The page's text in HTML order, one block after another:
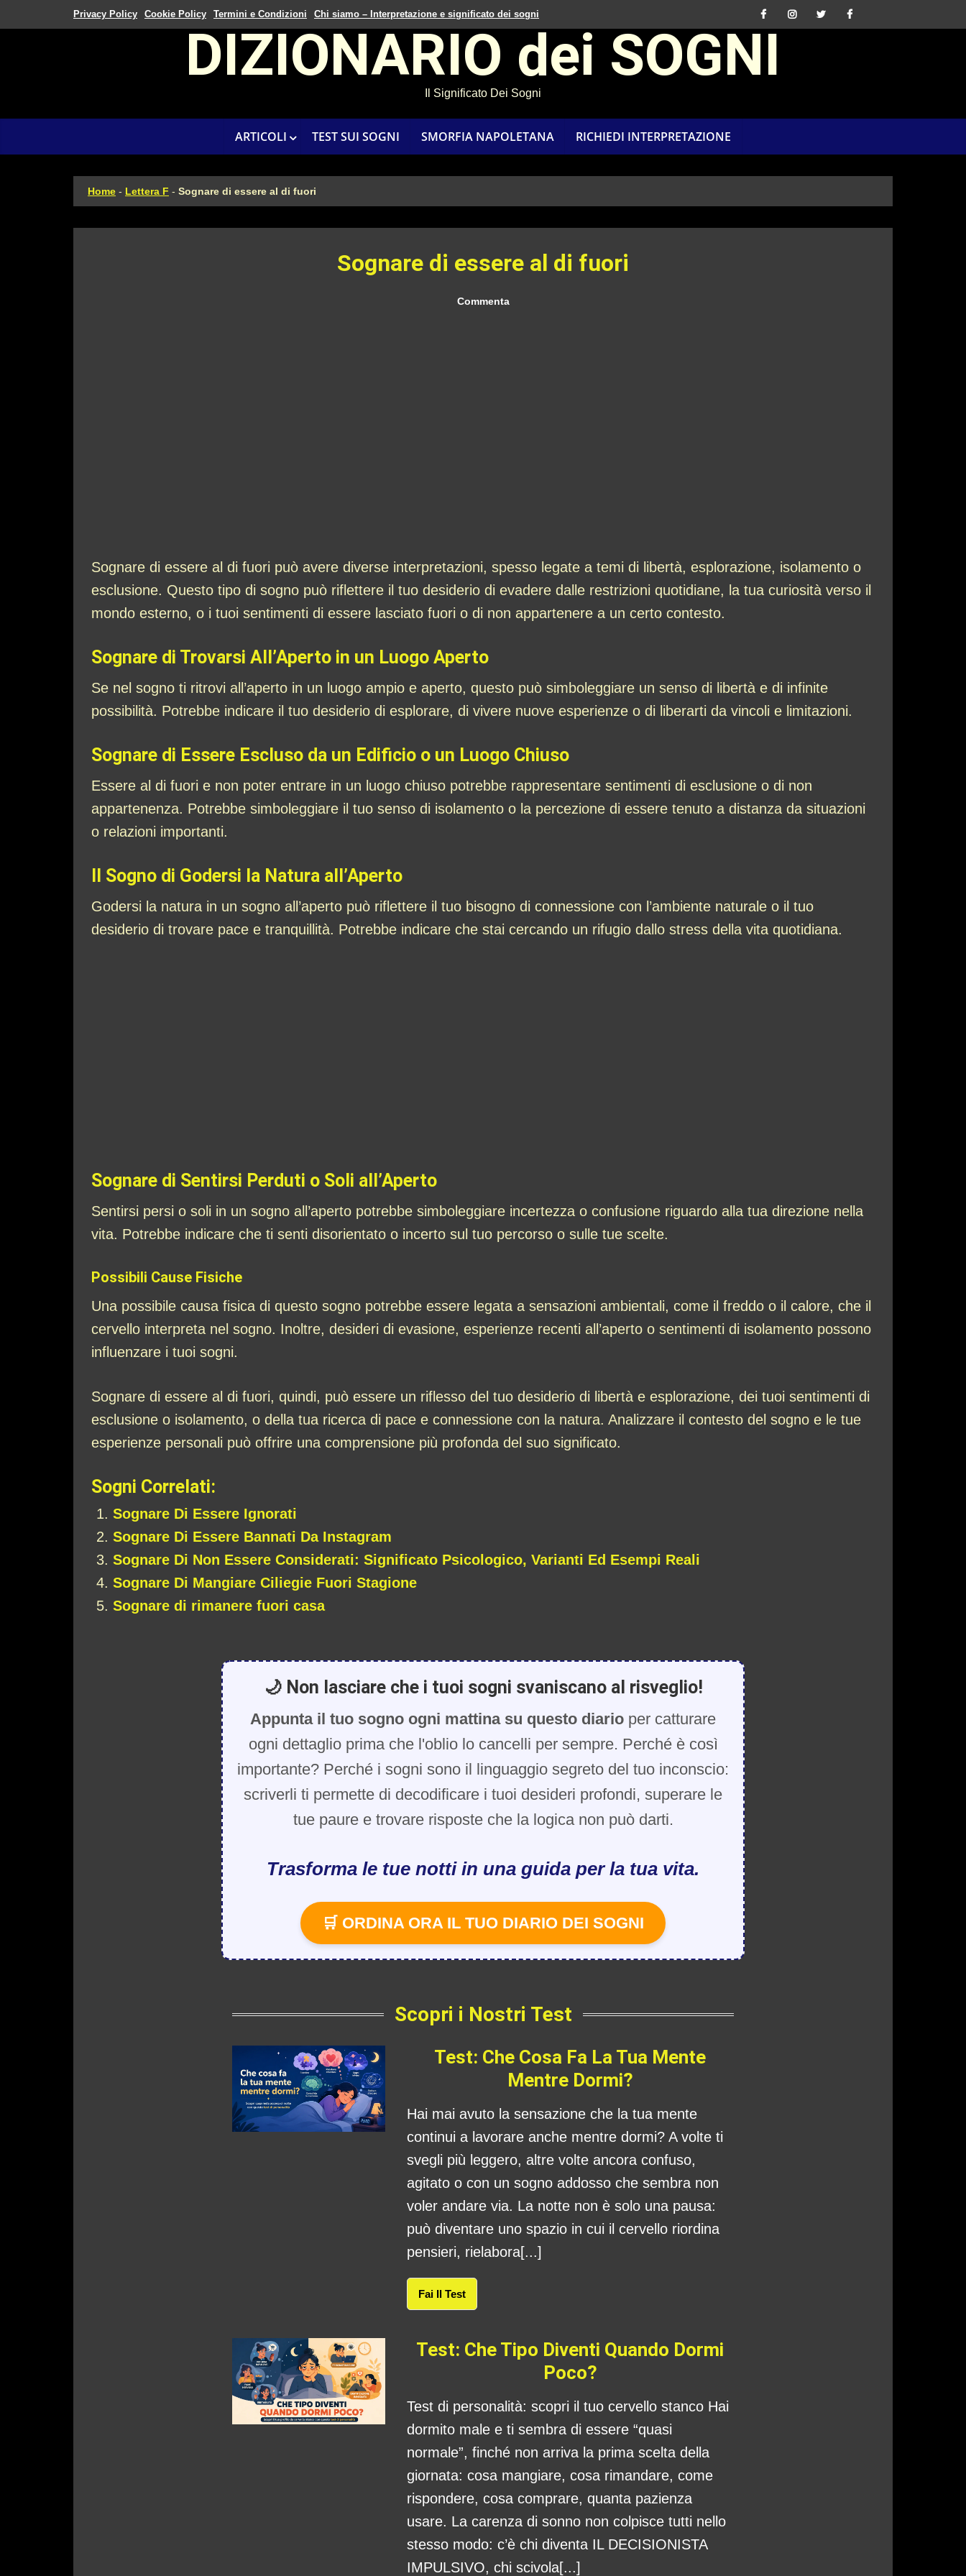
Privacy Policy Cookie Policy Termini e Condizioni Chi siamo – Interpretazione e significato dei sogni
DIZIONARIO dei SOGNI
Il Significato Dei Sogni
ARTICOLI TEST SUI SOGNI SMORFIA NAPOLETANA RICHIEDI INTERPRETAZIONE
Home - Lettera F - Sognare di essere al di fuori
Sognare di essere al di fuori
Commenta
Sognare di essere al di fuori può avere diverse interpretazioni, spesso legate a temi di libertà, esplorazione, isolamento o
esclusione. Questo tipo di sogno può riflettere il tuo desiderio di evadere dalle restrizioni quotidiane, la tua curiosità verso il
mondo esterno, o i tuoi sentimenti di essere lasciato fuori o di non appartenere a un certo contesto.
Sognare di Trovarsi All’Aperto in un Luogo Aperto
Se nel sogno ti ritrovi all’aperto in un luogo ampio e aperto, questo può simboleggiare un senso di libertà e di infinite
possibilità. Potrebbe indicare il tuo desiderio di esplorare, di vivere nuove esperienze o di liberarti da vincoli e limitazioni.
Sognare di Essere Escluso da un Edificio o un Luogo Chiuso
Essere al di fuori e non poter entrare in un luogo chiuso potrebbe rappresentare sentimenti di esclusione o di non
appartenenza. Potrebbe simboleggiare il tuo senso di isolamento o la percezione di essere tenuto a distanza da situazioni
o relazioni importanti.
Il Sogno di Godersi la Natura all’Aperto
Godersi la natura in un sogno all’aperto può riflettere il tuo bisogno di connessione con l’ambiente naturale o il tuo
desiderio di trovare pace e tranquillità. Potrebbe indicare che stai cercando un rifugio dallo stress della vita quotidiana.
Sognare di Sentirsi Perduti o Soli all’Aperto
Sentirsi persi o soli in un sogno all’aperto potrebbe simboleggiare incertezza o confusione riguardo alla tua direzione nella
vita. Potrebbe indicare che ti senti disorientato o incerto sul tuo percorso o sulle tue scelte.
Possibili Cause Fisiche
Una possibile causa fisica di questo sogno potrebbe essere legata a sensazioni ambientali, come il freddo o il calore, che il
cervello interpreta nel sogno. Inoltre, desideri di evasione, esperienze recenti all’aperto o sentimenti di isolamento possono
influenzare i tuoi sogni.
Sognare di essere al di fuori, quindi, può essere un riflesso del tuo desiderio di libertà e esplorazione, dei tuoi sentimenti di
esclusione o isolamento, o della tua ricerca di pace e connessione con la natura. Analizzare il contesto del sogno e le tue
esperienze personali può offrire una comprensione più profonda del suo significato.
Sogni Correlati:
Sognare Di Essere Ignorati
Sognare Di Essere Bannati Da Instagram
Sognare Di Non Essere Considerati: Significato Psicologico, Varianti Ed Esempi Reali
Sognare Di Mangiare Ciliegie Fuori Stagione
Sognare di rimanere fuori casa
🌙 Non lasciare che i tuoi sogni svaniscano al risveglio!
Appunta il tuo sogno ogni mattina su questo diario per catturare
ogni dettaglio prima che l'oblio lo cancelli per sempre. Perché è così
importante? Perché i sogni sono il linguaggio segreto del tuo inconscio:
scriverli ti permette di decodificare i tuoi desideri profondi, superare le
tue paure e trovare risposte che la logica non può darti.
Trasforma le tue notti in una guida per la tua vita.
🛒 ORDINA ORA IL TUO DIARIO DEI SOGNI
Scopri i Nostri Test
Test: Che Cosa Fa La Tua Mente
Mentre Dormi?
Hai mai avuto la sensazione che la tua mente
continui a lavorare anche mentre dormi? A volte ti
svegli più leggero, altre volte ancora confuso,
agitato o con un sogno addosso che sembra non
voler andare via. La notte non è solo una pausa:
può diventare uno spazio in cui il cervello riordina
pensieri, rielabora[...]
Fai Il Test
Test: Che Tipo Diventi Quando Dormi
Poco?
Test di personalità: scopri il tuo cervello stanco Hai
dormito male e ti sembra di essere “quasi
normale”, finché non arriva la prima scelta della
giornata: cosa mangiare, cosa rimandare, come
rispondere, cosa comprare, quanta pazienza
usare. La carenza di sonno non colpisce tutti nello
stesso modo: c’è chi diventa IL DECISIONISTA
IMPULSIVO, chi scivola[...]